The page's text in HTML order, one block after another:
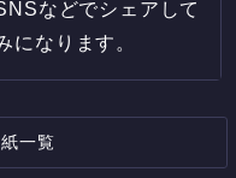
などでシェアして
になります。
一覧